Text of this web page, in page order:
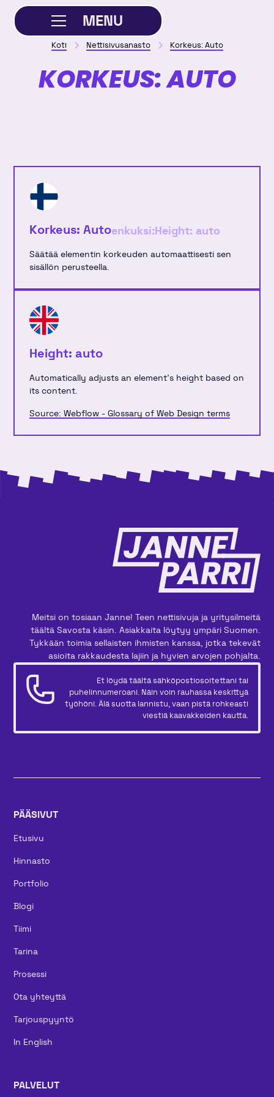
MENU
SULJE
Koti Nettisivusanasto Korkeus: Auto
KORKEUS: AUTO
Korkeus: Autoenkuksi:Height: auto
Säätää elementin korkeuden automaattisesti sen
sisällön perusteella.
Height: auto
Automatically adjusts an element's height based on
its content.
Source: Webflow - Glossary of Web Design terms
Meitsi on tosiaan Janne! Teen nettisivuja ja yritysilmeitä
täältä Savosta käsin. Asiakkaita löytyy ympäri Suomen.
Tykkään toimia sellaisten ihmisten kanssa, jotka tekevät
asioita rakkaudesta lajiin ja hyvien arvojen pohjalta.
Et löydä täältä sähköpostiosoitettani tai
puhelinnumeroani. Näin voin rauhassa keskittyä
työhöni. Älä suotta lannistu, vaan pistä rohkeasti
viestiä kaavakkeiden kautta.
PÄÄSIVUT
Etusivu
Hinnasto
Portfolio
Blogi
Tiimi
Tarina
Prosessi
Ota yhteyttä
Tarjouspyyntö
In English
PALVELUT